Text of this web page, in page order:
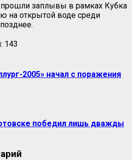
заплывы в рамках Кубка
на открытой воде среди
143
2005» начал с поражения
победил лишь дважды